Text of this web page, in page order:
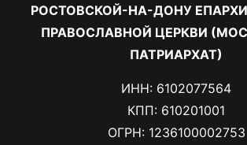
РОСТОВСКОЙ-НА-ДОНУ
ПРАВОСЛАВНОЙ ЦЕРКВИ
ПАТРИАРХАТ)
ИНН: 6102077564
КПП: 610201001
ОГРН: 1236100002753